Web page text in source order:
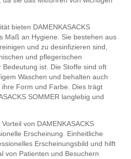
bieten DAMENKASACKS
Maß an Hygiene. Sie bestehen aus
und zu desinfizieren sind,
und pflegerischen
ist. Die Stoffe sind oft
Waschen und behalten auch
ihre Form und Farbe. Dies trägt
SOMMER langlebig und
von DAMENKASACKS
Erscheinung. Einheitliche
Erscheinungsbild und hilft
von Patienten und Besuchern